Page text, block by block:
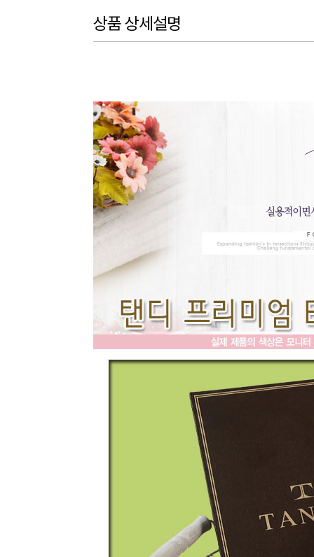
상품 상세설명